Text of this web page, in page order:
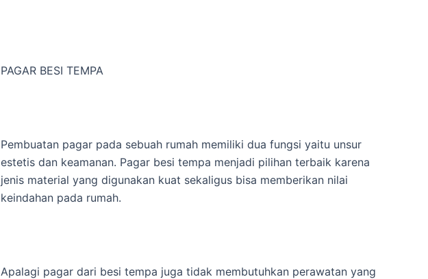
PAGAR BESI TEMPA
Pembuatan pagar pada sebuah rumah memiliki dua fungsi yaitu unsur
estetis dan keamanan. Pagar besi tempa menjadi pilihan terbaik karena
jenis material yang digunakan kuat sekaligus bisa memberikan nilai
keindahan pada rumah.
Apalagi pagar dari besi tempa juga tidak membutuhkan perawatan yang